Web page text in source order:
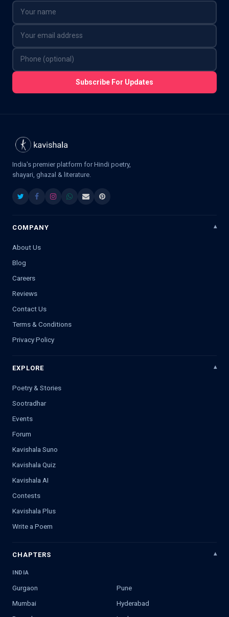
Subscribe For Updates
India's premier platform for Hindi poetry,
shayari, ghazal & literature.
COMPANY
About Us
Blog
Careers
Reviews
Contact Us
Terms & Conditions
Privacy Policy
EXPLORE
Poetry & Stories
Sootradhar
Events
Forum
Kavishala Suno
Kavishala Quiz
Kavishala AI
Contests
Kavishala Plus
Write a Poem
CHAPTERS
INDIA
Gurgaon
Pune
Mumbai
Hyderabad